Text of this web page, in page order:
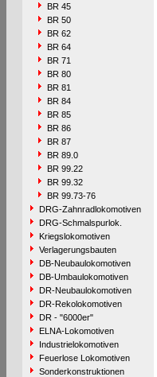
BR 45
BR 50
BR 62
BR 64
BR 71
BR 80
BR 81
BR 84
BR 85
BR 86
BR 87
BR 89.0
BR 99.22
BR 99.32
BR 99.73-76
DRG-Zahnradlokomotiven
DRG-Schmalspurlok.
Kriegslokomotiven
Verlagerungsbauten
DB-Neubaulokomotiven
DB-Umbaulokomotiven
DR-Neubaulokomotiven
DR-Rekolokomotiven
DR - "6000er"
ELNA-Lokomotiven
Industrielokomotiven
Feuerlose Lokomotiven
Sonderkonstruktionen